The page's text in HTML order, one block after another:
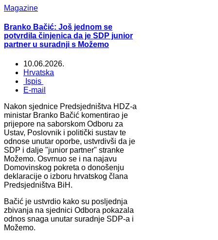
Magazine
Branko Bačić: Još jednom se
potvrdila činjenica da je SDP junior
partner u suradnji s Možemo
10.06.2026.
Hrvatska
Ispis
E-mail
Nakon sjednice Predsjedništva HDZ-a
ministar Branko Bačić komentirao je
prijepore na saborskom Odboru za
Ustav, Poslovnik i politički sustav te
odnose unutar oporbe, ustvrdivši da je
SDP i dalje "junior partner" stranke
Možemo. Osvrnuo se i na najavu
Domovinskog pokreta o donošenju
deklaracije o izboru hrvatskog člana
Predsjedništva BiH.
Bačić je ustvrdio kako su posljednja
zbivanja na sjednici Odbora pokazala
odnos snaga unutar suradnje SDP-a i
Možemo.